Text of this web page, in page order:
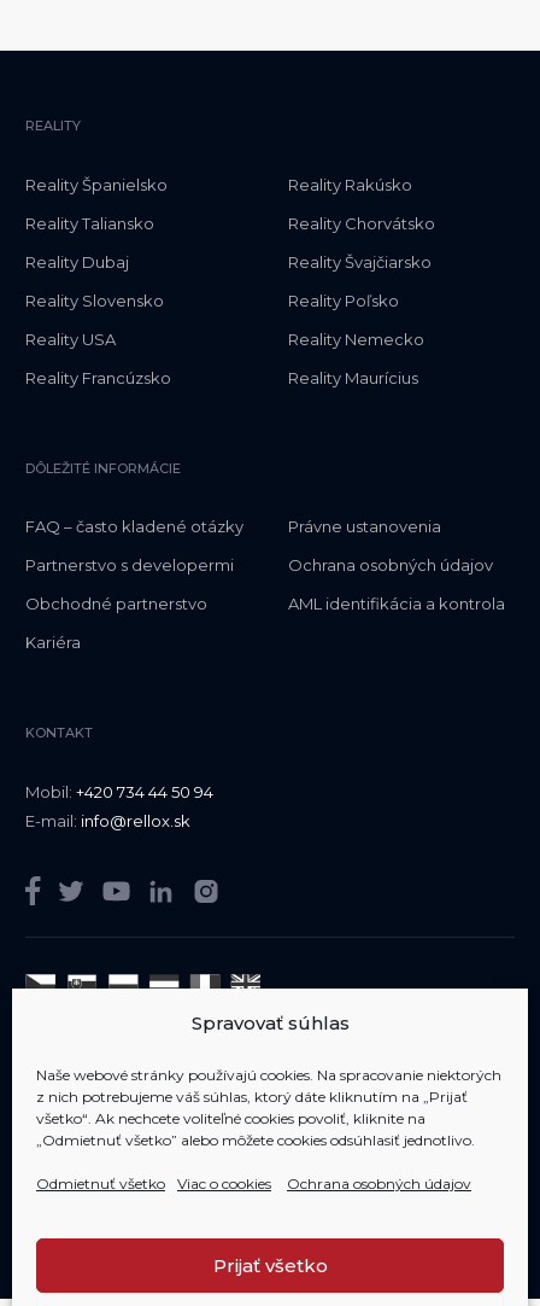
Spravovať súhlas
Naše webové stránky používajú cookies. Na spracovanie niektorých
z nich potrebujeme váš súhlas, ktorý dáte kliknutím na „Prijať
všetko“. Ak nechcete voliteľné cookies povoliť, kliknite na
„Odmietnuť všetko” alebo môžete cookies odsúhlasiť jednotlivo.
Odmietnuť všetko Viac o cookies Ochrana osobných údajov
Prijať všetko
REALITY
Reality Španielsko
Reality Taliansko
Reality Dubaj
Reality Slovensko
Reality USA
Reality Francúzsko
Reality Rakúsko
Reality Chorvátsko
Reality Švajčiarsko
Reality Poľsko
Reality Nemecko
Reality Maurícius
DÔLEŽITÉ INFORMÁCIE
FAQ – často kladené otázky
Partnerstvo s developermi
Obchodné partnerstvo
Kariéra
Právne ustanovenia
Ochrana osobných údajov
AML identifikácia a kontrola
KONTAKT
Mobil: +420 734 44 50 94
E-mail: info@rellox.sk
Copyright 2006-2020 RELLOX s.r.o. - všetky práva vyhradené